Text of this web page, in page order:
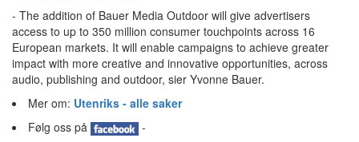
- The addition of Bauer Media Outdoor will give advertisers
access to up to 350 million consumer touchpoints across 16
European markets. It will enable campaigns to achieve greater
impact with more creative and innovative opportunities, across
audio, publishing and outdoor, sier Yvonne Bauer.
Mer om: Utenriks - alle saker
Følg oss på
-